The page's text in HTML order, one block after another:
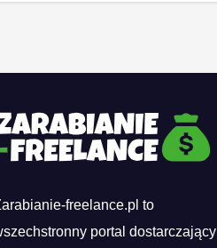
freelance.pl to
portal dostarczający